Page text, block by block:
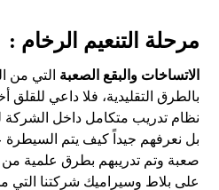
مرحلة التنعيم الرخام :
الاتساخات والبقع الصعبة التي من
بالطرق التقليدية، فلا داعي للقلق
نظام تدريب متكامل داخل
بل نعرفهم جيداً كيف يتم
صعبة وتم تدريبهم بطرق علمية
على بلاط وسيراميك شركتنا التي من